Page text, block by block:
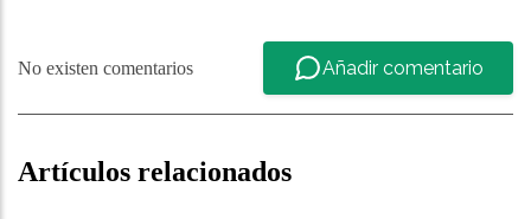
No existen comentarios Añadir comentario
Artículos relacionados